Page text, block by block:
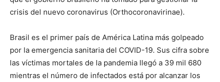
crisis del nuevo coronavirus (Orthocoronavirinae).
Brasil es el primer país de América Latina más golpeado
por la emergencia sanitaria del COVID-19. Sus cifra sobre
las víctimas mortales de la pandemia llegó a 39 mil 680
mientras el número de infectados está por alcanzar los